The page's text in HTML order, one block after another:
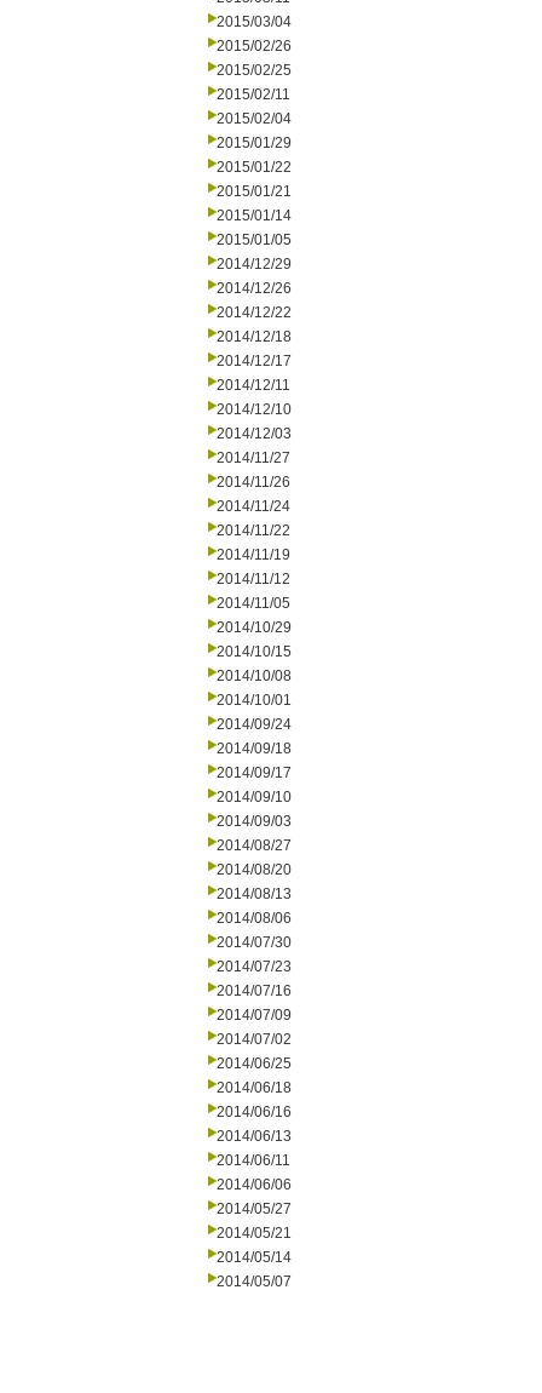
2015/03/04
2015/02/26
2015/02/25
2015/02/11
2015/02/04
2015/01/29
2015/01/22
2015/01/21
2015/01/14
2015/01/05
2014/12/29
2014/12/26
2014/12/22
2014/12/18
2014/12/17
2014/12/11
2014/12/10
2014/12/03
2014/11/27
2014/11/26
2014/11/24
2014/11/22
2014/11/19
2014/11/12
2014/11/05
2014/10/29
2014/10/15
2014/10/08
2014/10/01
2014/09/24
2014/09/18
2014/09/17
2014/09/10
2014/09/03
2014/08/27
2014/08/20
2014/08/13
2014/08/06
2014/07/30
2014/07/23
2014/07/16
2014/07/09
2014/07/02
2014/06/25
2014/06/18
2014/06/16
2014/06/13
2014/06/11
2014/06/06
2014/05/27
2014/05/21
2014/05/14
2014/05/07